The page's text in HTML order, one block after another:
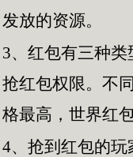
发放的资源。
3、红包有三种
抢红包权限。不
格最高，世界红
4、抢到红包的